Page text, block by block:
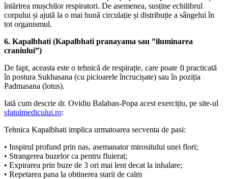
întărirea mușchilor respiratori. De asemenea, susține echilibrul
corpului și ajută la o mai bună circulație și distribuție a sângelui în
tot organismul.
6. Kapalbhati (Kapalbhati pranayama sau ”iluminarea
craniului”)
De fapt, aceasta este o tehnică de respirație, care poate fi practicată
în postura Sukhasana (cu picioarele încrucișate) sau în poziția
Padmasana (lotus).
Iată cum descrie dr. Ovidiu Balaban-Popa acest exercițiu, pe site-ul
sfatulmedicului.ro:
Tehnica Kapalbhati implica urmatoarea secventa de pasi:
• Inspirul profund prin nas, asemanator mirositului unei flori;
• Strangerea buzelor ca pentru fluierat;
• Expirarea prin buze de 3 ori mai lent decat la inhalare;
• Repetarea pana la obtinerea starii de calm